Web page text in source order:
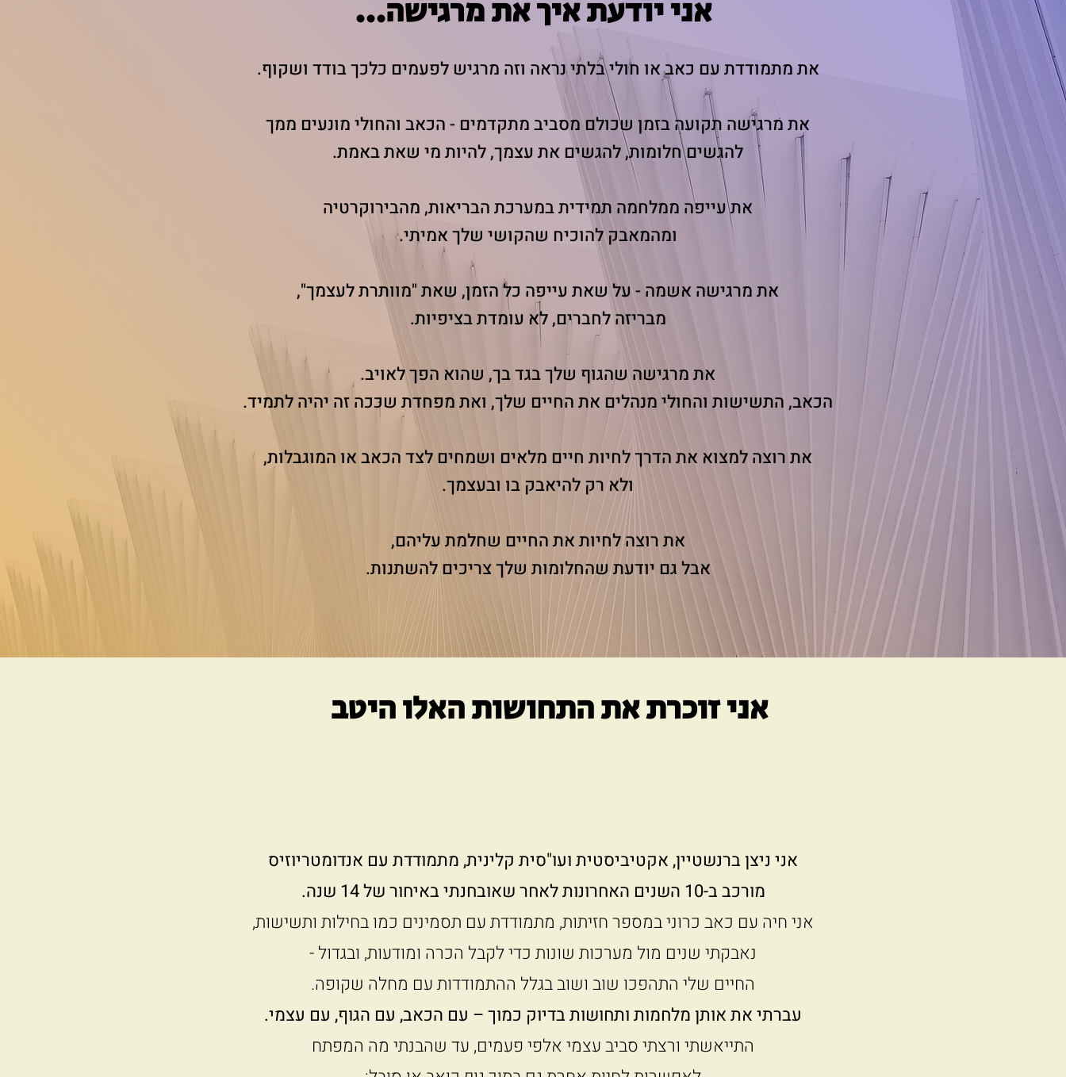
אני יודעת איך את מרגישה...
את מתמודדת עם כאב או חולי בלתי נראה וזה מרגיש לפעמים כלכך בודד ושקוף.
את מרגישה תקועה בזמן שכולם מסביב מתקדמים - הכאב והחולי מונעים ממך
להגשים חלומות, להגשים את עצמך, להיות מי שאת באמת.
את עייפה ממלחמה תמידית במערכת הבריאות, מהבירוקרטיה
ומהמאבק להוכיח שהקושי שלך אמיתי.
את מרגישה אשמה - על שאת עייפה כל הזמן, שאת "מוותרת לעצמך",
מבריזה לחברים, לא עומדת בציפיות.
את מרגישה שהגוף שלך בגד בך, שהוא הפך לאויב.
הכאב, התשישות והחולי מנהלים את החיים שלך, ואת מפחדת שככה זה יהיה לתמיד.
את רוצה למצוא את הדרך לחיות חיים מלאים ושמחים לצד הכאב או המוגבלות,
ולא רק להיאבק בו ובעצמך.
את רוצה לחיות את החיים שחלמת עליהם,
אבל גם יודעת שהחלומות שלך צריכים להשתנות.
אני זוכרת את התחושות האלו היטב
אני ניצן ברנשטיין, אקטיביסטית ועו"סית קלינית,מתמודדת עם אנדומטריוזיס
מורכב ב-10 השנים האחרונות לאחר
שאובחנתי באיחור של 14 שנה.
אני חיה עם כאב כרוני במספר חזיתות, מתמודדת עם תסמינים כמו בחילות ותשישות,
נאבקתי שנים מול מערכות שונות כדי לקבל הכרה ומודעות, ובגדול -
החיים שלי התהפכו שוב ושוב בגלל ההתמודדות עם מחלה שקופה.
עברתי את אותן מלחמות ותחושות בדיוק כמוך – עם הכאב, עם הגוף, עם עצמי.
התייאשתי ורצתי סביב עצמי אלפי פעמים, עד שהבנתי מה המפתח